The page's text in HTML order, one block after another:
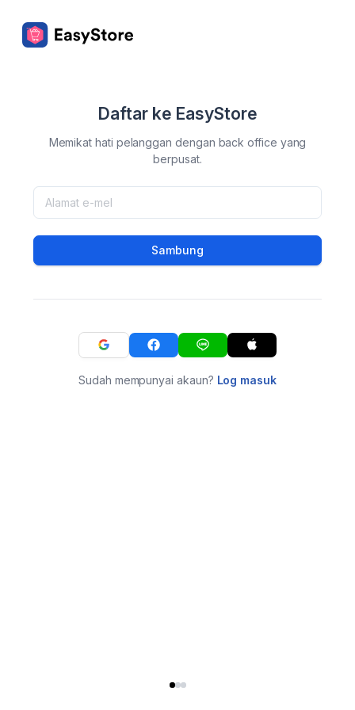
Daftar ke EasyStore
Memikat hati pelanggan dengan back office yang
berpusat.
Sambung
Sudah mempunyai akaun? Log masuk